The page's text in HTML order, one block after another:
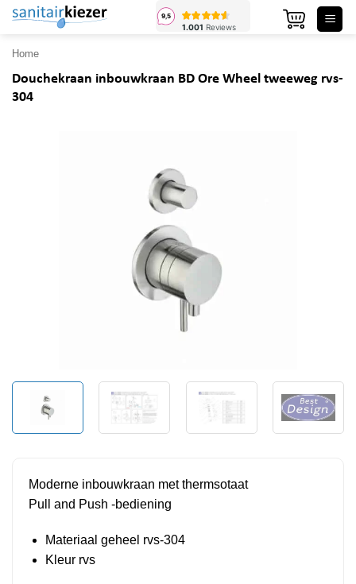
Ga
inhoud
Home
Douchekraan inbouwkraan BD Ore Wheel tweeweg rvs-
304
Moderne inbouwkraan met thermsotaat
Pull and Push -bediening
Materiaal geheel rvs-304
Kleur rvs